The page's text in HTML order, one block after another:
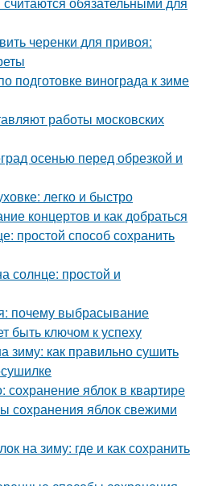
черенки для привоя:
подготовке винограда к зиме
работы московских
осенью перед обрезкой и
легко и быстро
концертов и как добраться
простой способ сохранить
солнце: простой и
почему выбрасывание
быть ключом к успеху
зиму: как правильно сушить
яблок в квартире
сохранения яблок свежими
на зиму: где и как сохранить